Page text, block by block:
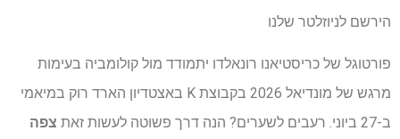
הירשם לניוזלטר שלנו
פורטוגל של כריסטיאנו רונאלדו יתמודד מול קולומביה בעימות
מרגש של מונדיאל 2026 בקבוצת K באצטדיון הארד רוק במיאמי
ב-27 ביוני. רעבים לשערים? הנה דרך פשוטה לעשות זאת
צפה